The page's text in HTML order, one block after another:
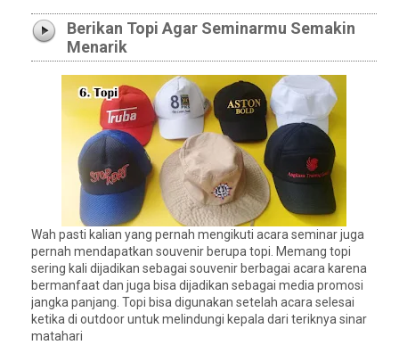
Berikan Topi Agar Seminarmu Semakin
Menarik
Wah pasti kalian yang pernah mengikuti acara seminar juga
pernah mendapatkan souvenir berupa topi. Memang topi
sering kali dijadikan sebagai souvenir berbagai acara karena
bermanfaat dan juga bisa dijadikan sebagai media promosi
jangka panjang. Topi bisa digunakan setelah acara selesai
ketika di outdoor untuk melindungi kepala dari teriknya sinar
matahari